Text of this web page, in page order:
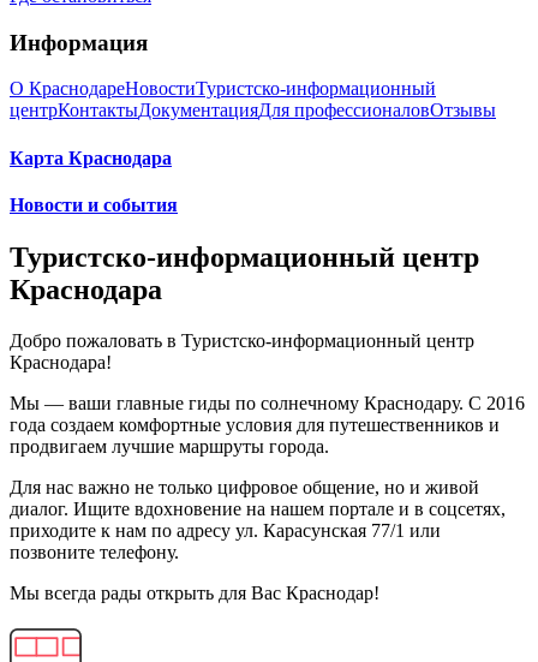
Информация
О КраснодареНовостиТуристско-информационный
центрКонтактыДокументацияДля профессионаловОтзывы
Карта Краснодара
Новости и события
Туристско-информационный центр
Краснодара
Добро пожаловать в Туристско-информационный центр
Краснодара!
Мы — ваши главные гиды по солнечному Краснодару. С 2016
года создаем комфортные условия для путешественников и
продвигаем лучшие маршруты города.
Для нас важно не только цифровое общение, но и живой
диалог. Ищите вдохновение на нашем портале и в соцсетях,
приходите к нам по адресу ул. Карасунская 77/1 или
позвоните телефону.
Мы всегда рады открыть для Вас Краснодар!